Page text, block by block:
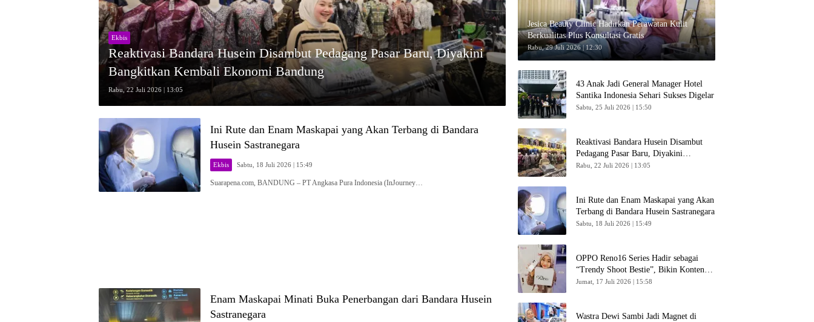
Ekbis
Reaktivasi Bandara Husein Disambut Pedagang Pasar Baru, Diyakini
Bangkitkan Kembali Ekonomi Bandung
Rabu, 22 Juli 2026 | 13:05
Ini Rute dan Enam Maskapai yang Akan Terbang di Bandara
Husein Sastranegara
Ekbis Sabtu, 18 Juli 2026 | 15:49
Suarapena.com, BANDUNG – PT Angkasa Pura Indonesia (InJourney…
Enam Maskapai Minati Buka Penerbangan dari Bandara Husein
Sastranegara
Jesica Beauty Clinic Hadirkan Perawatan Kulit
Berkualitas Plus Konsultasi Gratis
Rabu, 29 Juli 2026 | 12:30
43 Anak Jadi General Manager Hotel
Santika Indonesia Sehari Sukses Digelar
Sabtu, 25 Juli 2026 | 15:50
Reaktivasi Bandara Husein Disambut
Pedagang Pasar Baru, Diyakini
Bangkitkan Kembali Ekonomi Bandung
Rabu, 22 Juli 2026 | 13:05
Ini Rute dan Enam Maskapai yang Akan
Terbang di Bandara Husein Sastranegara
Sabtu, 18 Juli 2026 | 15:49
OPPO Reno16 Series Hadir sebagai
“Trendy Shoot Bestie”, Bikin Konten
Kreator Makin Betah
Jumat, 17 Juli 2026 | 15:58
Wastra Dewi Sambi Jadi Magnet di